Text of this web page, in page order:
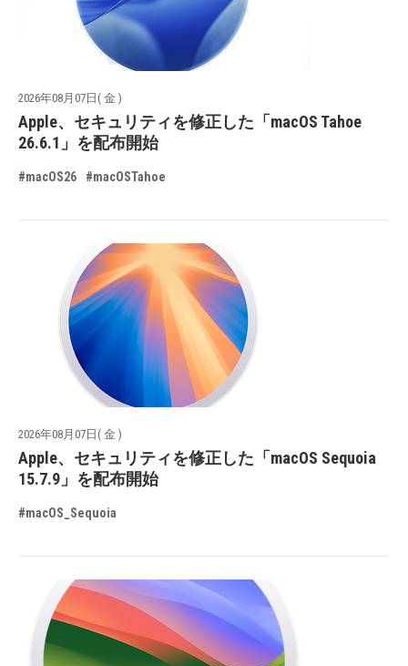
2026年08月07日( 金 )
Apple、セキュリティを修正した「macOS Tahoe
26.6.1」を配布開始
#macOS26 #macOSTahoe
2026年08月07日( 金 )
Apple、セキュリティを修正した「macOS Sequoia
15.7.9」を配布開始
#macOS_Sequoia